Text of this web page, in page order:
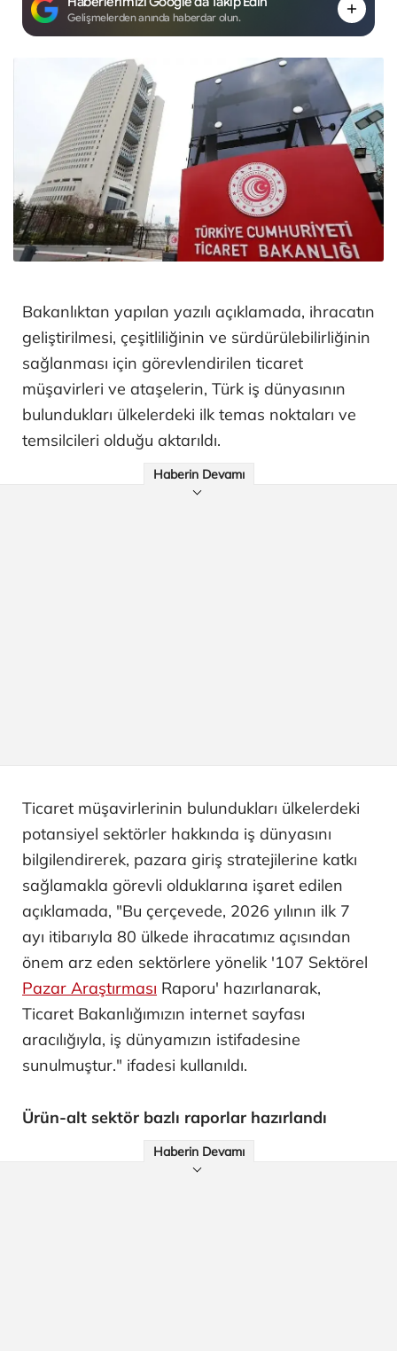
Gelişmelerden anında haberdar olun.
Bakanlıktan yapılan yazılı açıklamada, ihracatın
geliştirilmesi, çeşitliliğinin ve sürdürülebilirliğinin
sağlanması için görevlendirilen ticaret
müşavirleri ve ataşelerin, Türk iş dünyasının
bulundukları ülkelerdeki ilk temas noktaları ve
temsilcileri olduğu aktarıldı.
Haberin Devamı
Ticaret müşavirlerinin bulundukları ülkelerdeki
potansiyel sektörler hakkında iş dünyasını
bilgilendirerek, pazara giriş stratejilerine katkı
sağlamakla görevli olduklarına işaret edilen
açıklamada, "Bu çerçevede, 2026 yılının ilk 7
ayı itibarıyla 80 ülkede ihracatımız açısından
önem arz eden sektörlere yönelik '107 Sektörel
Pazar Araştırması Raporu' hazırlanarak,
Ticaret Bakanlığımızın internet sayfası
aracılığıyla, iş dünyamızın istifadesine
sunulmuştur." ifadesi kullanıldı.
Ürün-alt sektör bazlı raporlar hazırlandı
Haberin Devamı